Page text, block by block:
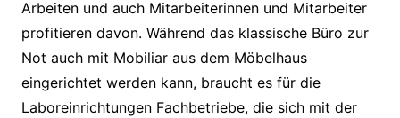
Arbeiten und auch Mitarbeiterinnen und Mitarbeiter
profitieren davon. Während das klassische Büro zur
Not auch mit Mobiliar aus dem Möbelhaus
eingerichtet werden kann, braucht es für die
Laboreinrichtungen Fachbetriebe, die sich mit der